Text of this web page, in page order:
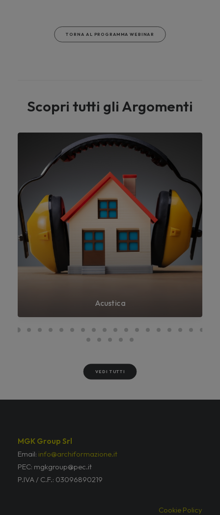
TORNA AL PROGRAMMA WEBINAR
Scopri tutti gli Argomenti
Acustica
VEDI TUTTI
MGK Group Srl
Email: info@archiformazione.it
PEC: mgkgroup@pec.it
P.IVA / C.F.: 03096890219
Cookie Policy